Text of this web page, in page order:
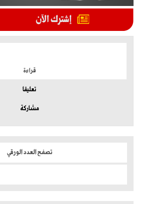
قراءة
تعليقا
مشاركة
تصفح العدد الورقي